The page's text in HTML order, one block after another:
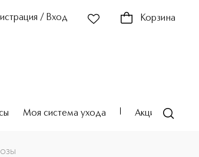
/ Вход Корзина
Моя система ухода Акции